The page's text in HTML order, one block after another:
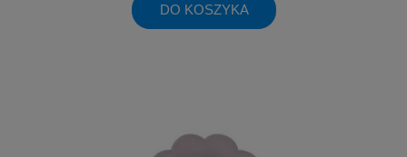
DO KOSZYKA